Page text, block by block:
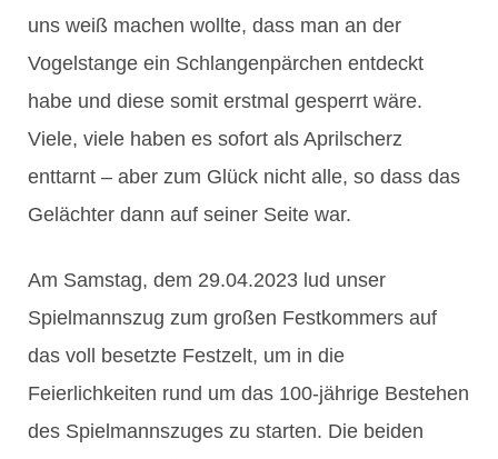
uns weiß machen wollte, dass man an der
Vogelstange ein Schlangenpärchen entdeckt
habe und diese somit erstmal gesperrt wäre.
Viele, viele haben es sofort als Aprilscherz
enttarnt – aber zum Glück nicht alle, so dass das
Gelächter dann auf seiner Seite war.
Am Samstag, dem 29.04.2023 lud unser
Spielmannszug zum großen Festkommers auf
das voll besetzte Festzelt, um in die
Feierlichkeiten rund um das 100-jährige Bestehen
des Spielmannszuges zu starten. Die beiden